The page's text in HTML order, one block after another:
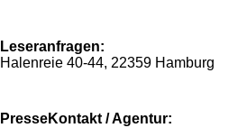
Leseranfragen:
Halenreie 40-44, 22359 Hamburg
PresseKontakt / Agentur: